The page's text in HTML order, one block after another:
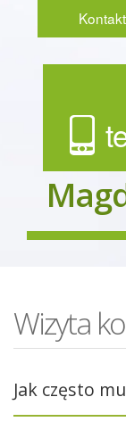
Kontakt
Wizyta
Jak często